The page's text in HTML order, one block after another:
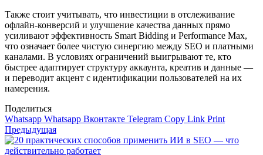
Также стоит учитывать, что инвестиции в отслеживание
офлайн-конверсий и улучшение качества данных прямо
усиливают эффективность Smart Bidding и Performance Max,
что означает более чистую синергию между SEO и платными
каналами. В условиях ограничений выигрывают те, кто
быстрее адаптирует структуру аккаунта, креатив и данные —
и переводит акцент с идентификации пользователей на их
намерения.
Поделиться
Whatsapp Whatsapp Вконтакте Telegram Copy Link Print
Предыдущая